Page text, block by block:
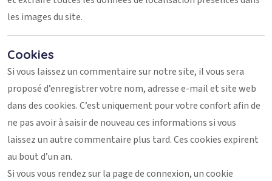
les images du site.
Cookies
Si vous laissez un commentaire sur notre site, il vous sera
proposé d’enregistrer votre nom, adresse e-mail et site web
dans des cookies. C’est uniquement pour votre confort afin de
ne pas avoir à saisir de nouveau ces informations si vous
laissez un autre commentaire plus tard. Ces cookies expirent
au bout d’un an.
Si vous vous rendez sur la page de connexion, un cookie